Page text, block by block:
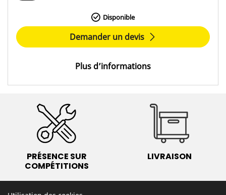
Disponible
Demander un devis
Plus d’informations
PRÉSENCE SUR
COMPÉTITIONS
LIVRAISON